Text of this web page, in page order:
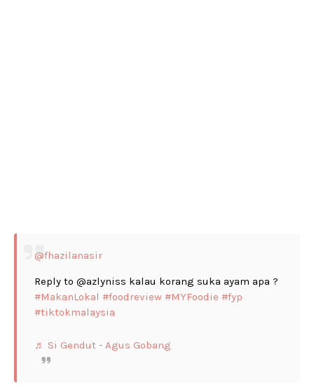
@fhazilanasir
Reply to @azlyniss kalau korang suka ayam apa ?
#MakanLokal #foodreview #MYFoodie #fyp
#tiktokmalaysia
♬ Si Gendut - Agus Gobang